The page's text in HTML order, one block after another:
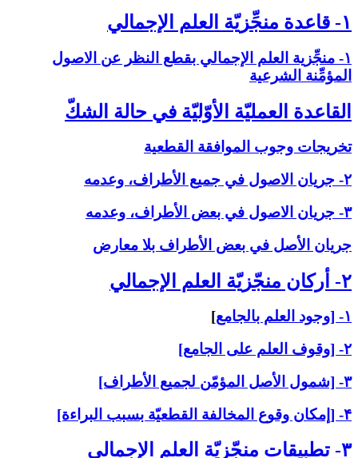
۱- قاعدة منجِّزيّة العلم الإجمالي‏
۱- منجِّزية العلم الإجمالي بقطع النظر عن الاصول
المؤمِّنة الشرعية
القاعدة العمليّة الأوّليّة في حالة الشكّ‏
تخريجات وجوب الموافقة القطعية
۲- جريان الاصول في جميع الأطراف، وعدمه
۳- جريان الاصول في بعض الأطراف، وعدمه
جريان الأصل في بعض الأطراف بلا معارض
۲- أركان منجّزيّة العلم الإجمالي‏
۱- [وجود العلم بالجامع
]
۲- [وقوف العلم على الجامع]
۳- [شمول الأصل المؤمّن لجميع الأطراف]
۴- [إمكان وقوع المخالفة القطعيّة بسبب البراءة]
۳- تطبيقات منجّزيّة العلم الإجمالي‏